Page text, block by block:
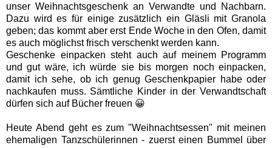
unser Weihnachtsgeschenk an Verwandte und Nachbarn.
Dazu wird es für einige zusätzlich ein Gläsli mit Granola
geben; das kommt aber erst Ende Woche in den Ofen, damit
es auch möglichst frisch verschenkt werden kann.
Geschenke einpacken steht auch auf meinem Programm
und gut wäre, ich würde sie bis morgen noch einpacken,
damit ich sehe, ob ich genug Geschenkpapier habe oder
nachkaufen muss. Sämtliche Kinder in der Verwandtschaft
dürfen sich auf Bücher freuen 😀
Heute Abend geht es zum "Weihnachtsessen" mit meinen
ehemaligen Tanzschülerinnen - zuerst einen Bummel über